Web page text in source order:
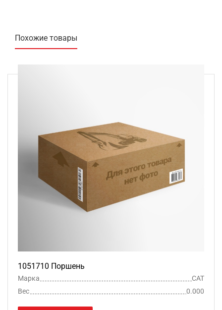
Похожие товары
1051710 Поршень
Марка
CAT
Вес
0.000